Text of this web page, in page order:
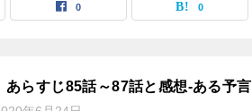
0 0
あらすじ85話～87話と感想-ある予言